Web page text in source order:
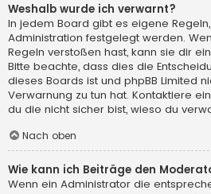
Weshalb wurde ich verwarnt?
In jedem Board gibt es eigene
Administration festgelegt werden.
Regeln verstoßen hast, kann sie dir
Bitte beachte, dass dies die
dieses Boards ist und phpBB Limited
Verwarnung zu tun hat. Kontaktiere
du die nicht sicher bist, wieso du
Nach oben
Wie kann ich Beiträge den
Wenn ein Administrator die